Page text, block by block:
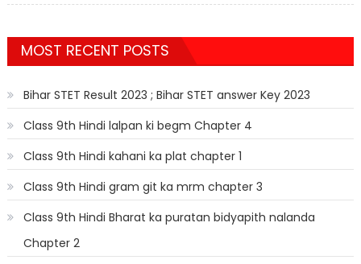
MOST RECENT POSTS
Bihar STET Result 2023 ; Bihar STET answer Key 2023
Class 9th Hindi lalpan ki begm Chapter 4
Class 9th Hindi kahani ka plat chapter 1
Class 9th Hindi gram git ka mrm chapter 3
Class 9th Hindi Bharat ka puratan bidyapith nalanda
Chapter 2